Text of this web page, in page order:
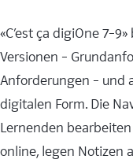
«C’est ça digiOne
Versionen –
Anforderungen – und
digitalen Form. Die
Lernenden
online, legen Notizen